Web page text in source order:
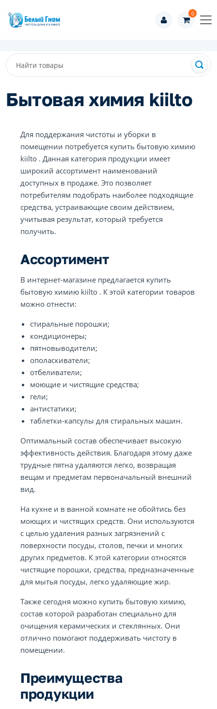
0
Бытовая химия kiilto
Для поддержания чистоты и уборки в
помещении потребуется купить бытовую химию
kiilto . Данная категория продукции имеет
широкий ассортимент наименований
доступных в продаже. Это позволяет
потребителям подобрать наиболее подходящие
средства, устраивающие своим действием,
учитывая результат, который требуется
получить.
Ассортимент
В интернет-магазине предлагается купить
бытовую химию kiilto . К этой категории товаров
можно отнести:
стиральные порошки;
кондиционеры;
пятновыводители;
ополаскиватели;
отбеливатели;
моющие и чистящие средства;
гели;
антистатики;
таблетки-капсулы для стиральных машин.
Оптимальный состав обеспечивает высокую
эффективность действия. Благодаря этому даже
трудные пятна удаляются легко, возвращая
вещам и предметам первоначальный внешний
вид.
На кухне и в ванной комнате не обойтись без
моющих и чистящих средств. Они используются
с целью удаления разных загрязнений с
поверхности посуды, столов, печки и многих
других предметов. К этой категории относятся
чистящие порошки, средства, предназначенные
для мытья посуды, легко удаляющие жир.
Также сегодня можно купить бытовую химию,
состав которой разработан специально для
очищения керамических и стеклянных. Они
отлично помогают поддерживать чистоту в
помещении.
Преимущества
продукции